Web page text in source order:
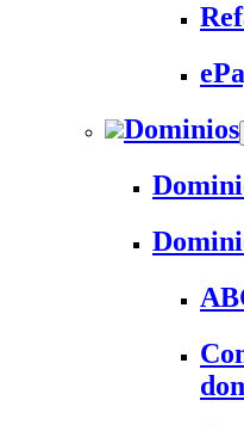
Dominios